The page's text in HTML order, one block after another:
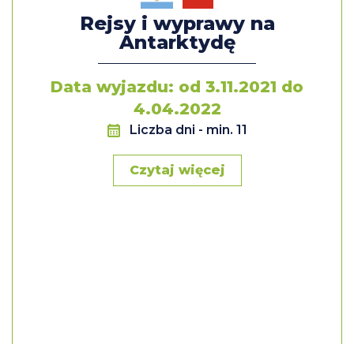
Paine. Przejazd do Puerto Natales
Panoramiczna wycieczka lub trekking do wież
Odkrywanie Parku Torres del Paine. Opcja safari
szlakiem Pumy lub wycieczka na lodowce
Rejsy i wyprawy na
Antarktydę
Data wyjazdu: od 3.11.2021 do
4.04.2022
Liczba dni - min. 11
Czytaj więcej